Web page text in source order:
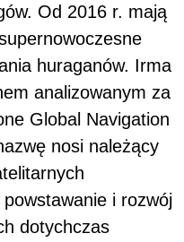
Od 2016 r. mają
huraganów. Irma
analizowanym za
Global Navigation
nosi należący
i rozwój
dotychczas